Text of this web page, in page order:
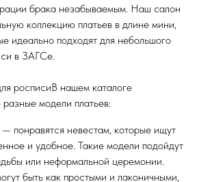
брака незабываемым. Наш салон
коллекцию платьев в длине мини,
идеально подходят для небольшого
в ЗАГСе.
росписиВ нашем каталоге
модели платьев:
— понравятся невестам, которые ищут
и удобное. Такие модели подойдут
или неформальной церемонии.
быть как простыми и лаконичными,